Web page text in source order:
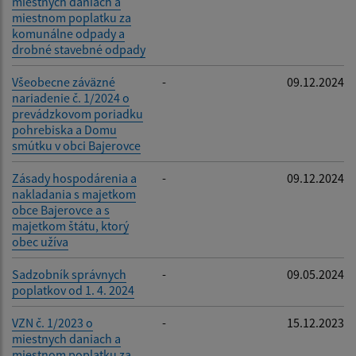
miestnom poplatku za
komunálne odpady a
drobné stavebné odpady
Všeobecne záväzné
nariadenie č. 1/2024 o
prevádzkovom poriadku
pohrebiska a Domu
smútku v obci Bajerovce
- 09.12.2024
Zásady hospodárenia a
nakladania s majetkom
obce Bajerovce a s
majetkom štátu, ktorý
obec užíva
- 09.12.2024
Sadzobník správnych
poplatkov od 1. 4. 2024
- 09.05.2024
VZN č. 1/2023 o
miestnych daniach a
- 15.12.2023